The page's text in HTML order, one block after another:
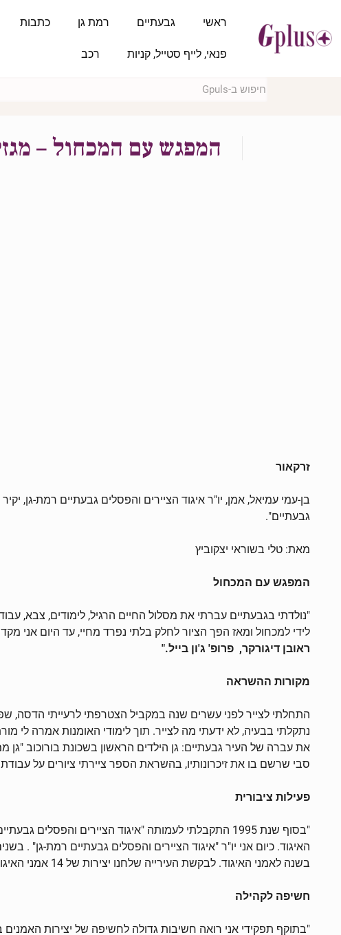
ראשי גבעתיים רמת גן כתבות
פנאי, לייף סטייל, קניות רכב
המפגש עם המכחול –
זרקאור
גבעתיים".
מאת: טלי בשוראי יצקוביץ
המפגש עם המכחול
לידי למכחול ומאז הפך הציור לחלק בלתי נפרד מחיי, עד היום אני
ראובן דיגורקר, פרופ' ג'ון בייל."
מקורות ההשראה
התחלתי לצייר לפני עשרים שנה במקביל הצטרפתי לרעייתי הדסה,
נתקלתי בבעיה, לא ידעתי מה לצייר. תוך לימודי האומנות אמרה לי
את עברה של העיר גבעתיים: גן הילדים הראשון בשכונת בורוכוב
סבי שרשם בו את זיכרונותיו, בהשראת הספר ציירתי ציורים על
פעילות ציבורית
האיגוד. כיום אני יו"ר "איגוד הציירים והפסלים גבעתיים רמת-גן" .
בשנה לאמני האיגוד. לבקשת העירייה שלחנו יצירות של 14 אמני האיגוד לעיר אחות של העיר גבעתיים למוזיאון בעיר חרבין שבסין והן מוצגות שם קבע."
חשיפה לקהילה
"בתוקף תפקידי אני רואה חשיבות גדולה לחשיפה של יצירות